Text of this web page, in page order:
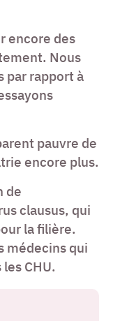
encore des
Nous
par rapport à
pauvre de
encore plus.
de
clausus, qui
la filière.
médecins qui
CHU.